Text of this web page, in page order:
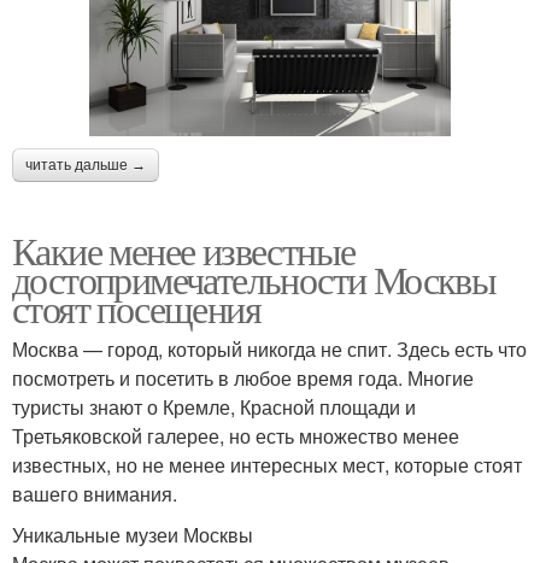
читать дальше →
Какие менее известные
достопримечательности Москвы
стоят посещения
Москва — город, который никогда не спит. Здесь есть что
посмотреть и посетить в любое время года. Многие
туристы знают о Кремле, Красной площади и
Третьяковской галерее, но есть множество менее
известных, но не менее интересных мест, которые стоят
вашего внимания.
Уникальные музеи Москвы